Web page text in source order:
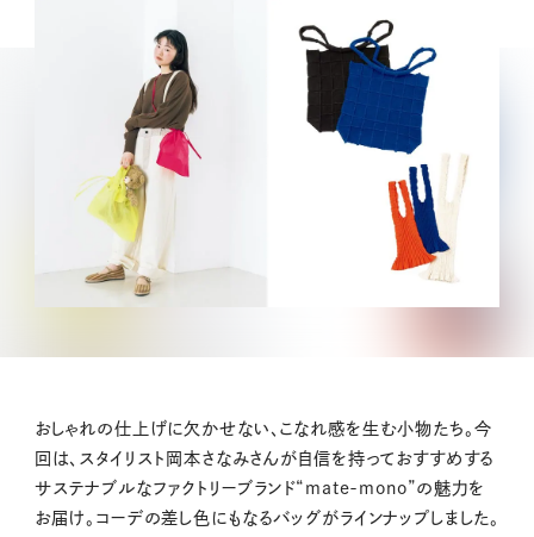
おしゃれの仕上げに欠かせない、こなれ感を生む小物たち。今
回は、スタイリスト岡本さなみさんが自信を持っておすすめする
サステナブルなファクトリーブランド“mate-mono”の魅力を
お届け。コーデの差し色にもなるバッグがラインナップしました。